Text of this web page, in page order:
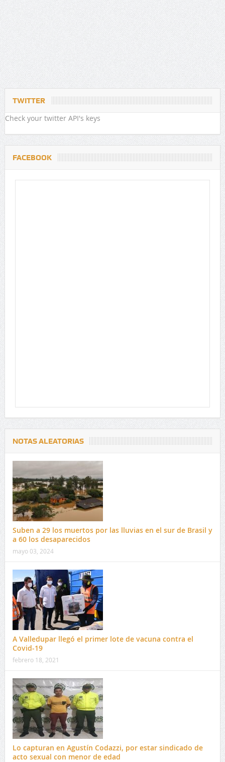
TWITTER
Check your twitter API's keys
FACEBOOK
NOTAS ALEATORIAS
Suben a 29 los muertos por las lluvias en el sur de Brasil y
a 60 los desaparecidos
mayo 03, 2024
A Valledupar llegó el primer lote de vacuna contra el
Covid-19
febrero 18, 2021
Lo capturan en Agustín Codazzi, por estar sindicado de
acto sexual con menor de edad